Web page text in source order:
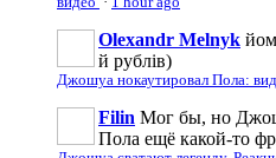
Olexandr Melnyk
й рублів)
Джошуа нокаутировал Пола:
Filin Мог бы, но
Пола ещё какой-то